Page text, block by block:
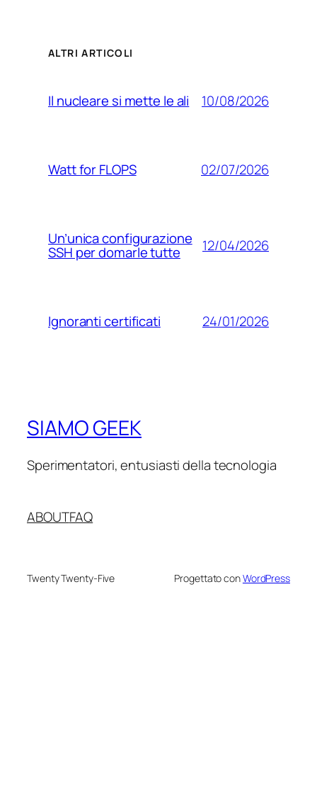
ALTRI ARTICOLI
Il nucleare si mette le ali 10/08/2026
Watt for FLOPS 02/07/2026
Un’unica configurazione
SSH per domarle tutte 12/04/2026
Ignoranti certificati 24/01/2026
SIAMO GEEK
Sperimentatori, entusiasti della tecnologia
ABOUTFAQ
Twenty Twenty-Five Progettato conWordPress